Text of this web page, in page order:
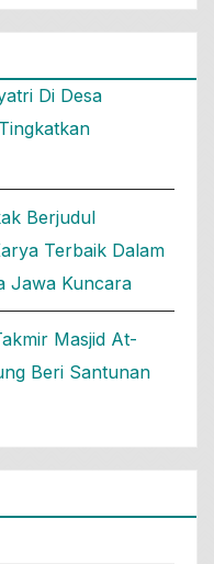
Di Desa
Berjudul
Terbaik Dalam
Jawa Kuncara
Masjid At-
Beri Santunan